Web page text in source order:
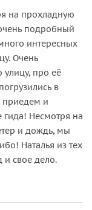
на прохладную
подробный
интересных
Очень
улицу, про её
в
приедем и
гида! Несмотря на
и дождь, мы
Наталья из тех
свое дело.